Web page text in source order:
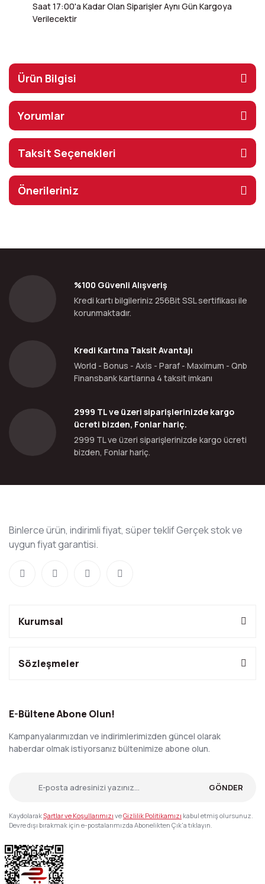
Saat 17:00'a Kadar Olan Siparişler Aynı Gün Kargoya
Verilecektir
Ürün Bilgisi
Yorumlar
Taksit Seçenekleri
Önerileriniz
%100 Güvenli Alışveriş
Kredi kartı bilgileriniz 256Bit SSL sertifikası ile
korunmaktadır.
Kredi Kartına Taksit Avantajı
World - Bonus - Axis - Paraf - Maximum - Qnb
Finansbank kartlarına 4 taksit imkanı
2999 TL ve üzeri siparişlerinizde kargo
ücreti bizden, Fonlar hariç.
2999 TL ve üzeri siparişlerinizde kargo ücreti
bizden, Fonlar hariç.
Binlerce ürün, indirimli fiyat, süper teklif Gerçek stok ve
uygun fiyat garantisi.
Kurumsal
Sözleşmeler
E-Bültene Abone Olun!
Kampanyalarımızdan ve indirimlerimizden güncel olarak
haberdar olmak istiyorsanız bültenimize abone olun.
GÖNDER
KaydolarakŞartlar ve Koşullarımızı veGizlilik Politikamızı kabul etmiş olursunuz.
Devre dışı bırakmak için e-postalarımızda Abonelikten Çık'a tıklayın.